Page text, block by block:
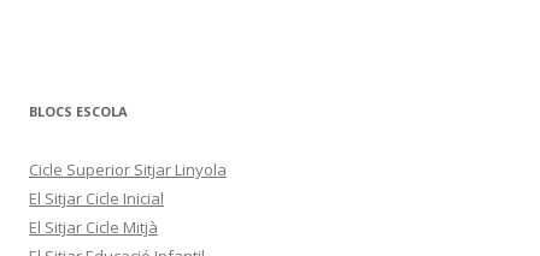
BLOCS ESCOLA
Cicle Superior Sitjar Linyola
El Sitjar Cicle Inicial
El Sitjar Cicle Mitjà